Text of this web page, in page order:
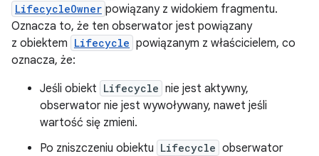
LifecycleOwner powiązany z widokiem fragmentu.
Oznacza to, że ten obserwator jest powiązany
z obiektem Lifecycle powiązanym z właścicielem, co
oznacza, że:
Jeśli obiekt Lifecycle nie jest aktywny,
obserwator nie jest wywoływany, nawet jeśli
wartość się zmieni.
Po zniszczeniu obiektu Lifecycle obserwator